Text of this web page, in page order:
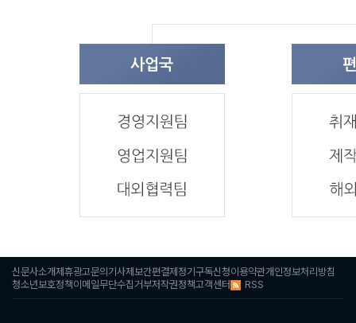
신문사소개제휴광고문의 기사제보간편결제 정기구독신청이용약관개인정보처리방침
청소년보호정책 이메일무단수집거부저작권정책고객센터 RSS